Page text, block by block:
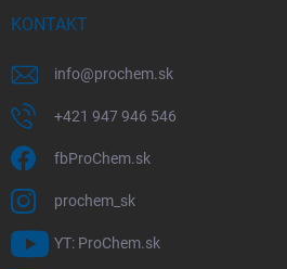
KONTAKT
info@prochem.sk
+421 947 946 546
fbProChem.sk
prochem_sk
YT: ProChem.sk